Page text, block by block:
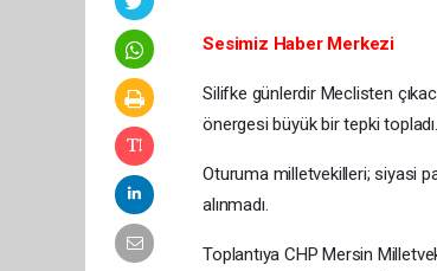
Sesimiz Haber Merkezi
Silifke günlerdir Meclisten
önergesi büyük bir tepki topladı.
Oturuma milletvekilleri; siyasi
alınmadı.
Toplantıya CHP Mersin